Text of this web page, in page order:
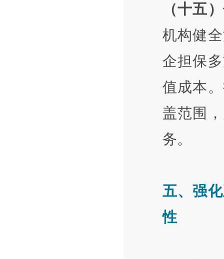
（十五
机构健
企担保
值成本
盖范围
务。
五、强
性